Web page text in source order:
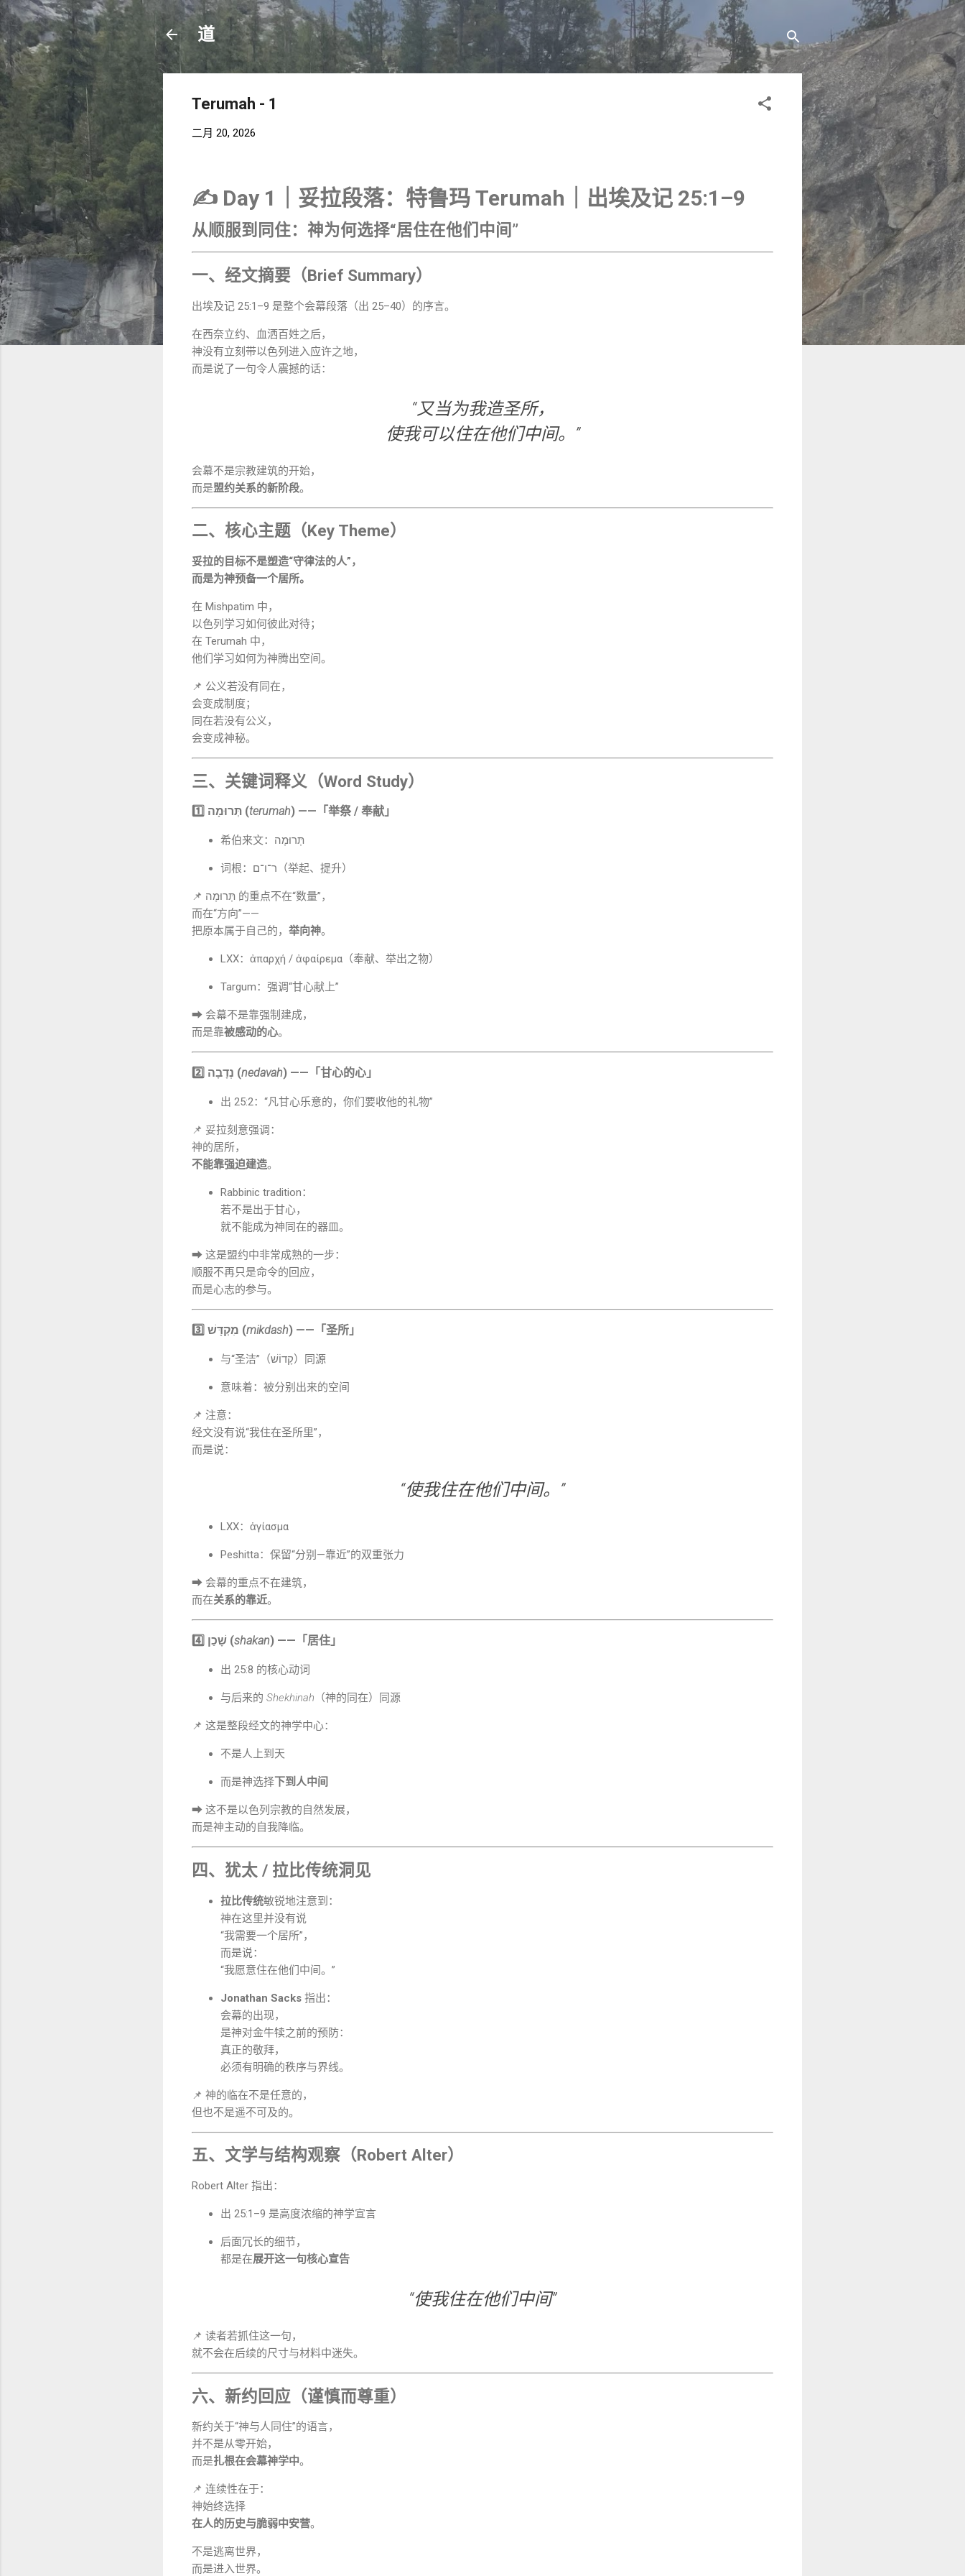
跳至主要内容
道
Terumah - 1
二月 20, 2026
✍️ Day 1｜妥拉段落：特鲁玛 Terumah｜出埃及记 25:1–9
从顺服到同住：神为何选择“居住在他们中间”
一、经文摘要（Brief Summary）
出埃及记 25:1–9 是整个会幕段落（出 25–40）的序言。
在西奈立约、血洒百姓之后，
神没有立刻带以色列进入应许之地，
而是说了一句令人震撼的话：
“又当为我造圣所，
使我可以住在他们中间。”
会幕不是宗教建筑的开始，
而是盟约关系的新阶段。
二、核心主题（Key Theme）
妥拉的目标不是塑造“守律法的人”，
而是为神预备一个居所。
在 Mishpatim 中，
以色列学习如何彼此对待；
在 Terumah 中，
他们学习如何为神腾出空间。
📌 公义若没有同在，
会变成制度；
同在若没有公义，
会变成神秘。
三、关键词释义（Word Study）
1️⃣ תְּרוּמָה (terumah) ——「举祭 / 奉献」
希伯来文：תְּרוּמָה
词根：ר־ו־ם（举起、提升）
📌 תְּרוּמָה 的重点不在“数量”，
而在“方向”——
把原本属于自己的， 举向神。
LXX：ἀπαρχή / ἀφαίρεμα（奉献、举出之物）
Targum：强调“甘心献上”
➡ 会幕不是靠强制建成，
而是靠被感动的心。
2️⃣ נְדָבָה (nedavah) ——「甘心的心」
出 25:2：“凡甘心乐意的，你们要收他的礼物”
📌 妥拉刻意强调：
神的居所，
不能靠强迫建造。
Rabbinic tradition：
若不是出于甘心，
就不能成为神同在的器皿。
➡ 这是盟约中非常成熟的一步：
顺服不再只是命令的回应，
而是心志的参与。
3️⃣ מִקְדָּשׁ (mikdash) ——「圣所」
与“圣洁”（קָדוֹשׁ）同源
意味着：被分别出来的空间
📌 注意：
经文没有说“我住在圣所里”，
而是说：
“使我住在他们中间。”
LXX：ἁγίασμα
Peshitta：保留“分别—靠近”的双重张力
➡ 会幕的重点不在建筑，
而在关系的靠近。
4️⃣ שָׁכַן (shakan) ——「居住」
出 25:8 的核心动词
与后来的 Shekhinah （神的同在）同源
📌 这是整段经文的神学中心：
不是人上到天
而是神选择 下到人中间
➡ 这不是以色列宗教的自然发展，
而是神主动的自我降临。
四、犹太 / 拉比传统洞见
拉比传统敏锐地注意到：
神在这里并没有说
“我需要一个居所”，
而是说：
“我愿意住在他们中间。”
Jonathan Sacks 指出：
会幕的出现，
是神对金牛犊之前的预防：
真正的敬拜，
必须有明确的秩序与界线。
📌 神的临在不是任意的，
但也不是遥不可及的。
五、文学与结构观察（Robert Alter）
Robert Alter 指出：
出 25:1–9 是高度浓缩的神学宣言
后面冗长的细节，
都是在展开这一句核心宣告
“使我住在他们中间”
📌 读者若抓住这一句，
就不会在后续的尺寸与材料中迷失。
六、新约回应（谨慎而尊重）
新约关于“神与人同住”的语言，
并不是从零开始，
而是扎根在会幕神学中。
📌 连续性在于：
神始终选择
在人的历史与脆弱中安营。
不是逃离世界，
而是进入世界。